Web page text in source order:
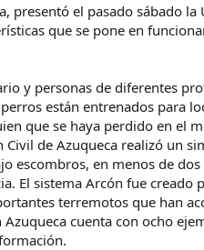
presentó el pasado
que se pone en
y personas de diferentes
están entrenados para
que se haya perdido en el
de Azuqueca realizó un
escombros, en menos de
El sistema Arcón fue
terremotos que han
cuenta con ocho